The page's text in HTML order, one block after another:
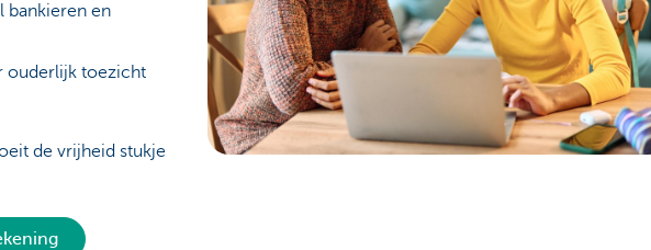
bankieren en
ouderlijk toezicht
de vrijheid stukje